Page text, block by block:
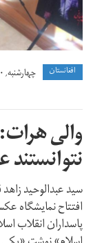
افغانستان چهارشنبه, ۱۰ دی ۱۳۹۹ ۱۸:۰۹
والی
سید عبدالوحید
افتتاح نمایشگاه
پاسداران انقلاب